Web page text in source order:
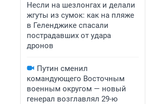
Несли на шезлонгах и делали
жгуты из сумок: как на пляже
в Геленджике спасали
пострадавших от удара
дронов
Путин сменил
командующего Восточным
военным округом — новый
генерал возглавлял 29-ю